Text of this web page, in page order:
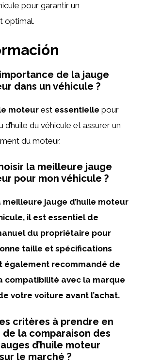
pour garantir un
optimal.
de la jauge
dans un véhicule ?
moteurest essentielle pour
d’huile du véhicule et assurer un
du moteur.
la meilleure jauge
pour mon véhicule ?
meilleure jauge d’huile moteur
il est essentiel de
du propriétaire pour
taille et spécifications
également recommandé de
compatibilité avec la marque
votre voiture avant l’achat.
critères à prendre en
la comparaison des
d’huile moteur
le marché ?